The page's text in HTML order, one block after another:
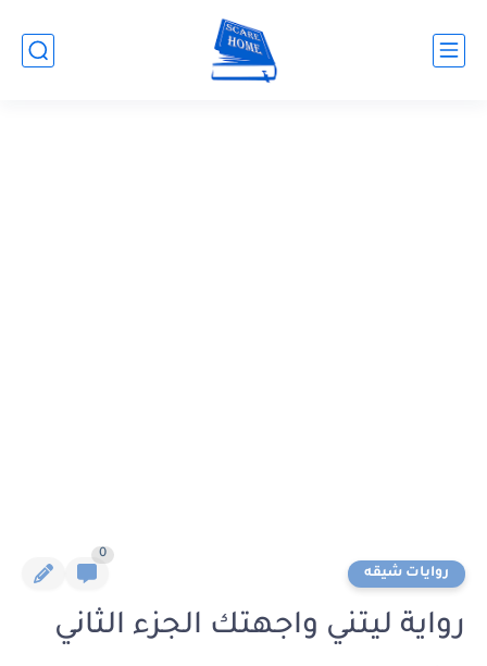
روايات شيقه
0
رواية ليتني واجهتك الجزء الثاني